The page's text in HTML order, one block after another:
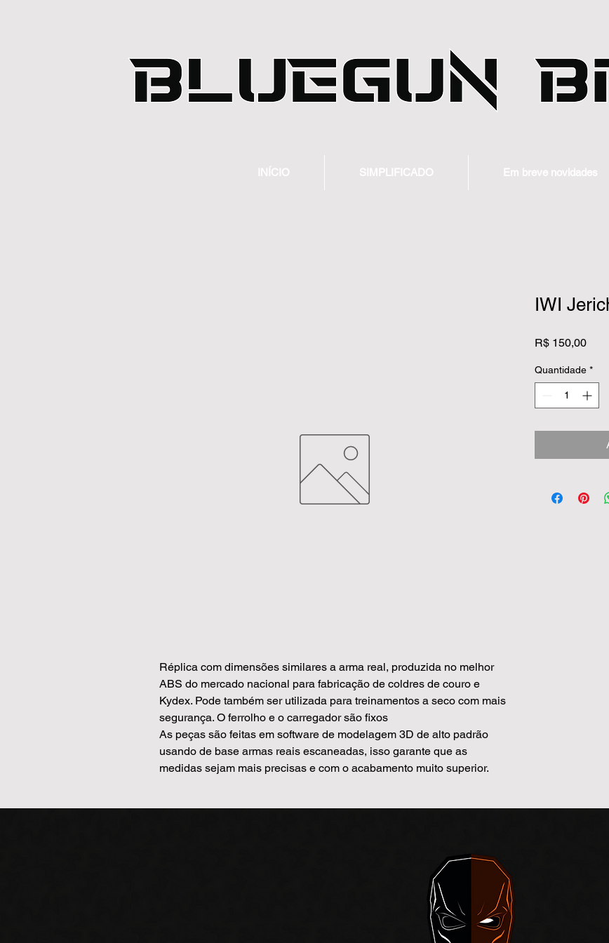
INÍCIO SIMPLIFICADO Em breve novidades
Réplica com dimensões similares a arma real, produzida no melhor
ABS do mercado nacional para fabricação de coldres de couro e
Kydex. Pode também ser utilizada para treinamentos a seco com mais
segurança. O ferrolho e o carregador são fixos
As peças são feitas em software de modelagem 3D de alto padrão
usando de base armas reais escaneadas, isso garante que as
medidas sejam mais precisas e com o acabamento muito superior.
IWI
R$ 150,00Preço
Quantidade *